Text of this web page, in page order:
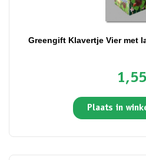
Greengift Klavertje Vier met
1,55
Plaats in